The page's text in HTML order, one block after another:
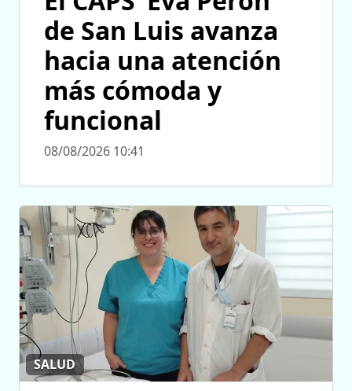
de San Luis avanza
hacia una atención
más cómoda y
funcional
08/08/2026 10:41
SALUD